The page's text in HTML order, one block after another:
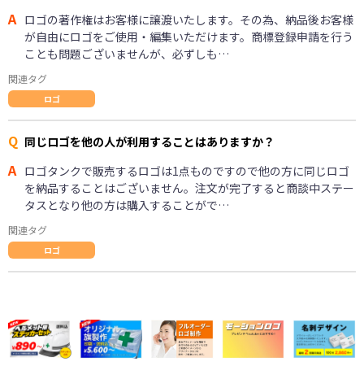
A ロゴの著作権はお客様に譲渡いたします。その為、納品後お客様
が自由にロゴをご使用・編集いただけます。商標登録申請を行う
ことも問題ございませんが、必ずしも…
関連タグ
ロゴ
Q 同じロゴを他の人が利用することはありますか？
A ロゴタンクで販売するロゴは1点ものですので他の方に同じロゴ
を納品することはございません。注文が完了すると商談中ステー
タスとなり他の方は購入することがで…
関連タグ
ロゴ